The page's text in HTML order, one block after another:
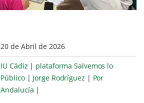
20 de Abril de 2026
IU Cádiz | plataforma Salvemos lo
Público| Jorge Rodríguez | Por
Andalucía |